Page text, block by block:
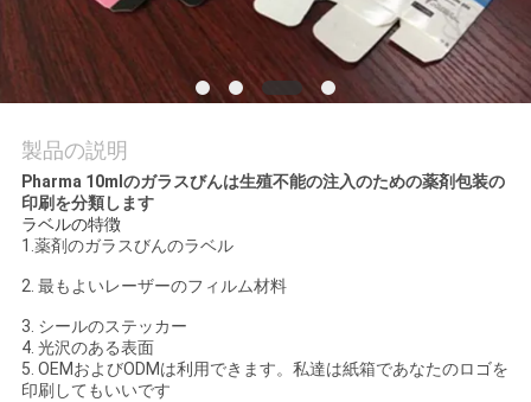
達
に
連
絡
し
な
さ
い
製品の説明
Pharma 10mlのガラスびんは生殖不能の注入のための薬剤包装の
印刷を分類します
ラベルの特徴
1.薬剤のガラスびんのラベル
2. 最もよいレーザーのフィルム材料
3. シールのステッカー
4. 光沢のある表面
5. OEMおよびODMは利用できます。私達は紙箱であなたのロゴを
印刷してもいいです